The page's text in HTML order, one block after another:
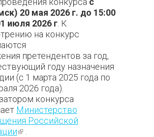
20 мая 2026 г. до 15:00
июля 2026 г . К
на конкурс
претендентов за год,
году назначения
(с 1 марта 2025 года по
2026 года).
конкурса
Министерство
Российской
(внешняя ссылка)